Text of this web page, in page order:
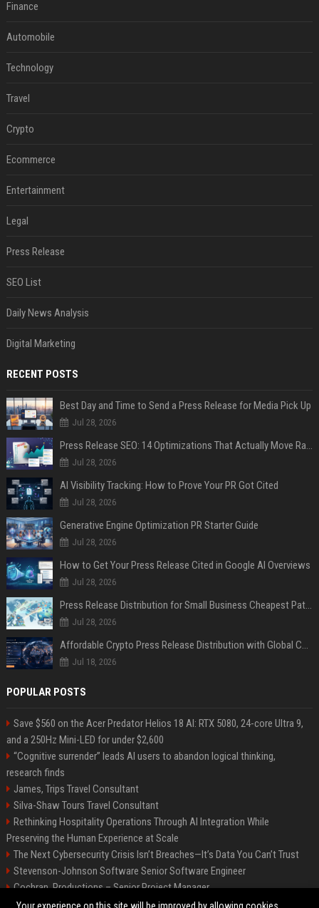
Finance
Automobile
Technology
Travel
Crypto
Ecommerce
Entertainment
Legal
Press Release
SEO List
Daily News Analysis
Digital Marketing
RECENT POSTS
Best Day and Time to Send a Press Release for Media Pick Up
Jul 28, 2026
Press Release SEO: 14 Optimizations That Actually Move Rankings
Jul 28, 2026
AI Visibility Tracking: How to Prove Your PR Got Cited
Jul 28, 2026
Generative Engine Optimization PR Starter Guide
Jul 28, 2026
How to Get Your Press Release Cited in Google AI Overviews
Jul 28, 2026
Press Release Distribution for Small Business Cheapest Path to Real Coverage
Jul 28, 2026
Affordable Crypto Press Release Distribution with Global Coverage
Jul 18, 2026
POPULAR POSTS
Save $560 on the Acer Predator Helios 18 AI: RTX 5080, 24-core Ultra 9,
and a 250Hz Mini-LED for under $2,600
“Cognitive surrender” leads AI users to abandon logical thinking,
research finds
James, Trips Travel Consultant
Silva-Shaw Tours Travel Consultant
Rethinking Hospitality Operations Through AI Integration While
Preserving the Human Experience at Scale
The Next Cybersecurity Crisis Isn’t Breaches—It’s Data You Can’t Trust
Stevenson-Johnson Software Senior Software Engineer
Cochran, Productions – Senior Project Manager
Green-Peterson Travel Senior Travel Consultant